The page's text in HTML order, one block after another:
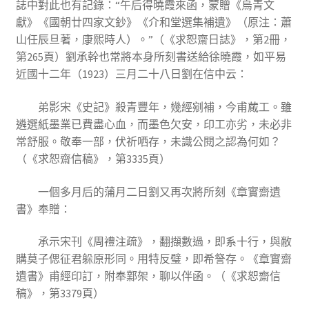
誌中對此也有記錄：“午后得曉霞來函，蒙贈《烏青文
獻》《國朝廿四家文鈔》《介和堂選集補遺》（原注：蕭
山任辰旦著，康熙時人）。”（《求恕齋日誌》，第2冊，
第265頁）劉承幹也常將本身所刻書送給徐曉霞，如平易
近國十二年（1923）三月二十八日劉在信中云：
弟影宋《史記》殺青豐年，幾經剜補，今甫蕆工。雖
遴選紙墨業已費盡心血，而墨色欠安，印工亦劣，未必非
常舒服。敬奉一部，伏祈哂存，未識公閱之認為何如？
（《求恕齋信稿》，第3335頁）
一個多月后的蒲月二日劉又再次將所刻《章實齋遺
書》奉贈：
承示宋刊《周禮注疏》，翻擷數過，即系十行，與敝
購莫子偲征君躲原形同。用特反璧，即希詧存。《章實齋
遺書》甫經印訂，附奉鄴架，聊以伴函。（《求恕齋信
稿》，第3379頁）